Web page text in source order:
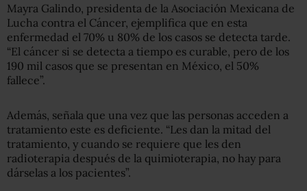
Mayra Galindo, presidenta de la Asociación Mexicana de
Lucha contra el Cáncer, ejemplifica que en esta
enfermedad el 70% u 80% de los casos se detecta tarde.
“El cáncer si se detecta a tiempo es curable, pero de los
190 mil casos que se presentan en México, el 50%
fallece”.
Además, señala que una vez que las personas acceden a
tratamiento este es deficiente. “Les dan la mitad del
tratamiento, y cuando se requiere que les den
radioterapia después de la quimioterapia, no hay para
dárselas a los pacientes”.